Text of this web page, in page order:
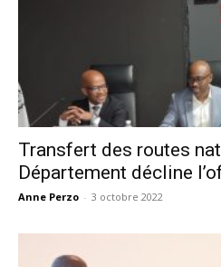
Transfert des routes
Département décline
Anne Perzo - 3 octobre 2022